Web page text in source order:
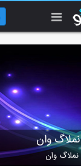
نملاگ وان
نملاگ وان